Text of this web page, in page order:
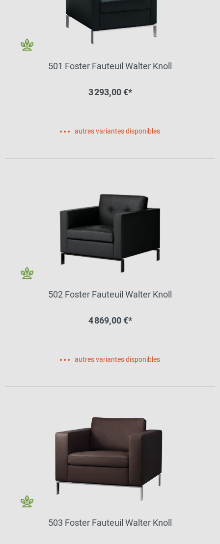
501 Foster Fauteuil Walter Knoll
3 293,00 €*
autres variantes disponibles
502 Foster Fauteuil Walter Knoll
4 869,00 €*
autres variantes disponibles
503 Foster Fauteuil Walter Knoll